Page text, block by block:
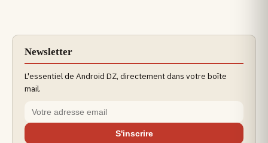
Newsletter
L'essentiel de Android DZ, directement dans votre boîte
mail.
S'inscrire